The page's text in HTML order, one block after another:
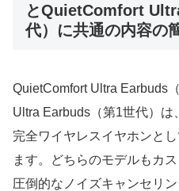
とQuietComfort
代）に共通の内容の
QuietComfort Ultra Earbuds
Ultra Earbuds（第1世代）
完全ワイヤレスイヤホンと
ます。どちらのモデルもカ
圧倒的なノイズキャンセリ